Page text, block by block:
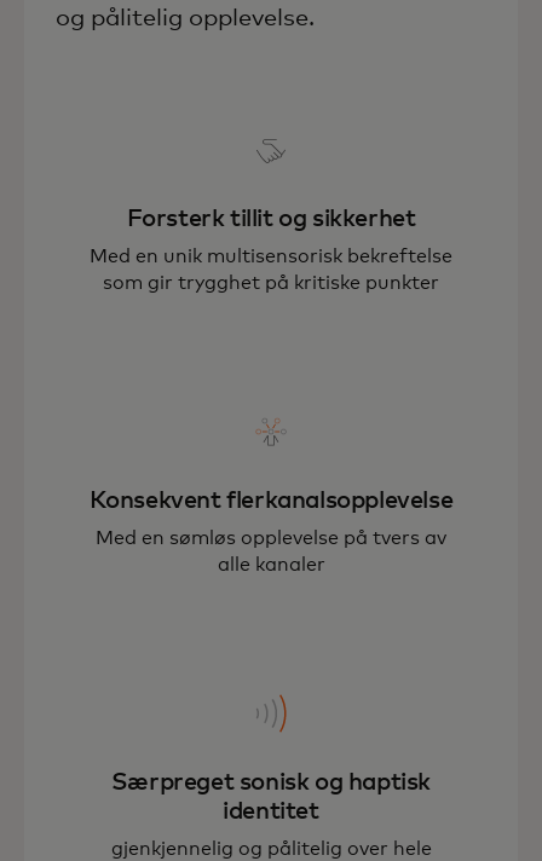
og pålitelig opplevelse.
Forsterk tillit og sikkerhet
Med en unik multisensorisk bekreftelse
som gir trygghet på kritiske punkter
Konsekvent flerkanalsopplevelse
Med en sømløs opplevelse på tvers av
alle kanaler
Særpreget sonisk og haptisk
identitet
gjenkjennelig og pålitelig over hele